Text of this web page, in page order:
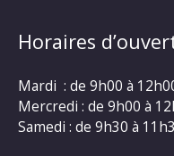
Horaires
Mardi : de 9h00 à
Mercredi : de 9h00 à
Samedi : de 9h30 à